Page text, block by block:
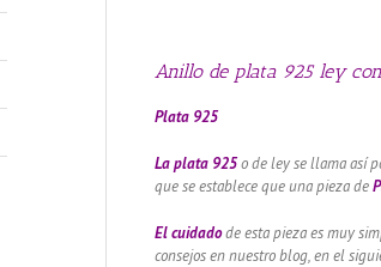
Anillo de plata 925 ley
Plata 925
La plata 925o de ley se llama así
que se establece que una pieza de
El cuidadode esta pieza es muy
consejos en nuestro blog, en el